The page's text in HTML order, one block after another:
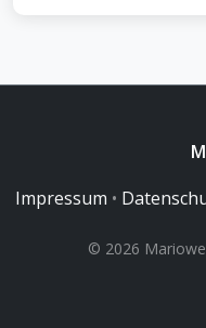
Impressum •
© 2026